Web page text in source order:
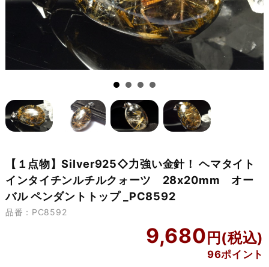
【１点物】Silver925◇力強い金針！ ヘマタイト
インタイチンルチルクォーツ 28x20mm オー
バル ペンダントトップ _PC8592
品番：PC8592
9,680
96ポイント